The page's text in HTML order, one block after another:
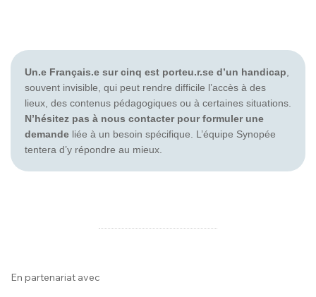
Un.e Français.e sur cinq est porteu.r.se d’un handicap
souvent invisible, qui peut rendre difficile l’accès à des
lieux, des contenus pédagogiques ou à certaines situations.
N’hésitez pas à nous contacter pour formuler une
demande liée à un besoin spécifique. L’équipe Synopée
tentera d’y répondre au mieux.
En partenariat avec